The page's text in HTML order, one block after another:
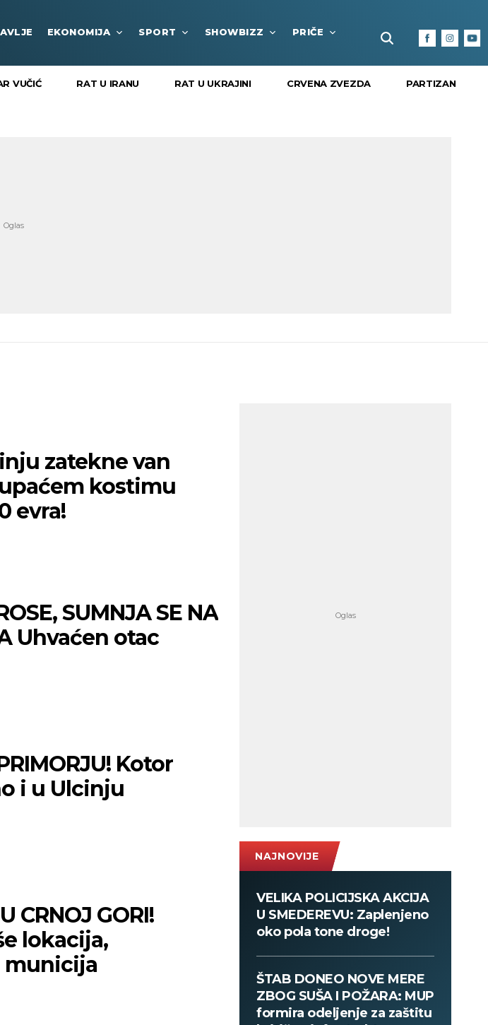
EKONOMIJA SPORT SHOWBIZZ PRIČE FUN BOX KULTURA I
VUČIĆ RAT U IRANU RAT U UKRAJINI CRVENA ZVEZDA PARTIZAN
zatekne van
kostimu
evra!
SUMNJA SE NA
Uhvaćen otac
Kotor
i u Ulcinju
CRNOJ GORI!
lokacija,
municija
NAJNOVIJE
VELIKA POLICIJSKA AKCIJA
U SMEDEREVU: Zaplenjeno
oko pola tone droge!
ŠTAB DONEO NOVE MERE
ZBOG SUŠA I POŽARA: MUP
formira odeljenje za zaštitu